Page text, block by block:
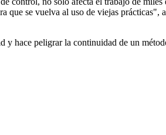
que se vuelva al uso de viejas
hace peligrar la continuidad de un